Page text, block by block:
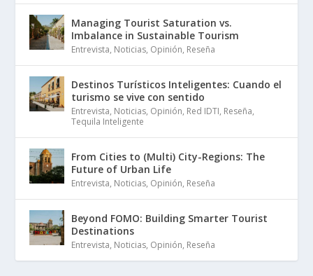
Managing Tourist Saturation vs.
Imbalance in Sustainable Tourism
Entrevista, Noticias, Opinión, Reseña
Destinos Turísticos Inteligentes: Cuando el
turismo se vive con sentido
Entrevista, Noticias, Opinión, Red IDTI, Reseña,
Tequila Inteligente
From Cities to (Multi) City-Regions: The
Future of Urban Life
Entrevista, Noticias, Opinión, Reseña
Beyond FOMO: Building Smarter Tourist
Destinations
Entrevista, Noticias, Opinión, Reseña